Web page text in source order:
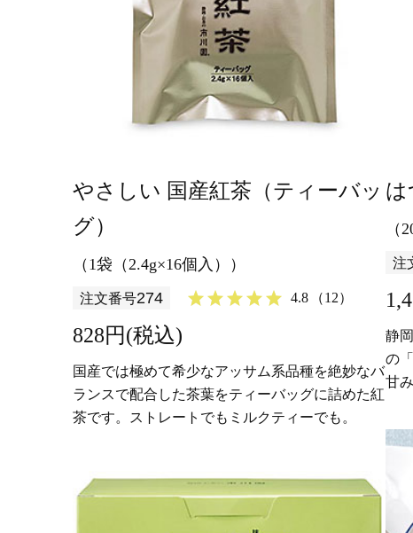
やさしい 国産紅茶（ティーバッ
グ）
（1袋（2.4g×16個入））
注文番号274 4.8 （12）
828円(税込)
国産では極めて希少なアッサム系品種を絶妙なバ
ランスで配合した茶葉をティーバッグに詰めた紅
茶です。ストレートでもミルクティーでも。
は
（
注
静
の
甘